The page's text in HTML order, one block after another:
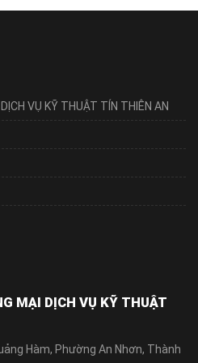
VỤ KỸ THUẬT TÍN THIÊN AN
MẠI DỊCH VỤ KỸ THUẬT
Hàm, Phường An Nhơn, Thành